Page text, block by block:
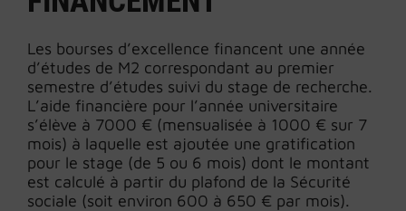
Les bourses d’excellence financent une année
d’études de M2 correspondant au premier
semestre d’études suivi du stage de recherche.
L’aide financière pour l’année universitaire
s’élève à 7000 € (mensualisée à 1000 € sur 7
mois) à laquelle est ajoutée une gratification
pour le stage (de 5 ou 6 mois) dont le montant
est calculé à partir du plafond de la Sécurité
sociale (soit environ 600 à 650 € par mois).